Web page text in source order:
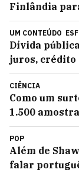
Finlândia
UM CONTEÚDO
Dívida
juros, crédito
CIÊNCIA
Como um
1.500
POP
Além de
falar